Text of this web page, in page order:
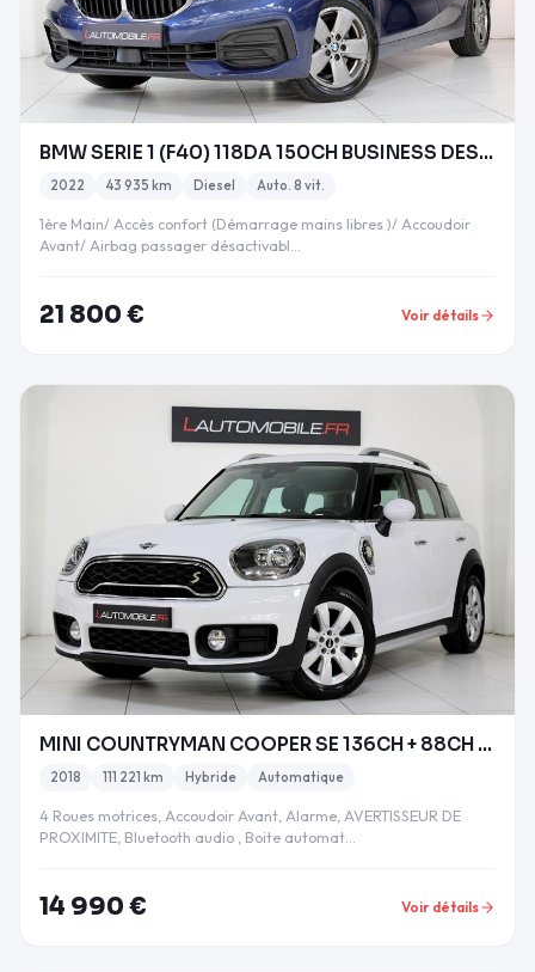
BMW SERIE 1 (F40) 118DA 150CH BUSINESS DESIGN COCP
2022 43 935 km Diesel Auto. 8 vit.
1ère Main/ Accès confort (Démarrage mains libres )/ Accoudoir
Avant/ Airbag passager désactivabl…
21 800 € Voir détails
MINI COUNTRYMAN COOPER SE 136CH + 88CH BUSINESS AL
2018 111 221 km Hybride Automatique
4 Roues motrices, Accoudoir Avant, Alarme, AVERTISSEUR DE
PROXIMITE, Bluetooth audio , Boite automat…
14 990 € Voir détails